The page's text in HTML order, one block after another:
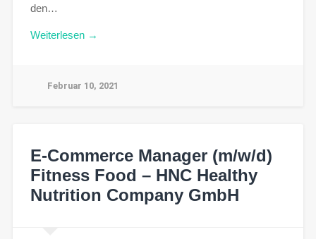
den…
Weiterlesen →
Februar 10, 2021
E-Commerce Manager (m/w/d)
Fitness Food – HNC Healthy
Nutrition Company GmbH